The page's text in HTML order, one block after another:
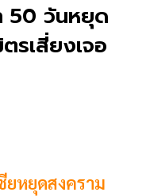
50 วันหยุด
รเสี่ยงเจอ
ยหยุดสงคราม